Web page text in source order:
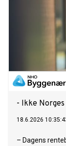
- Ikke
18.6.2026
– Dagens